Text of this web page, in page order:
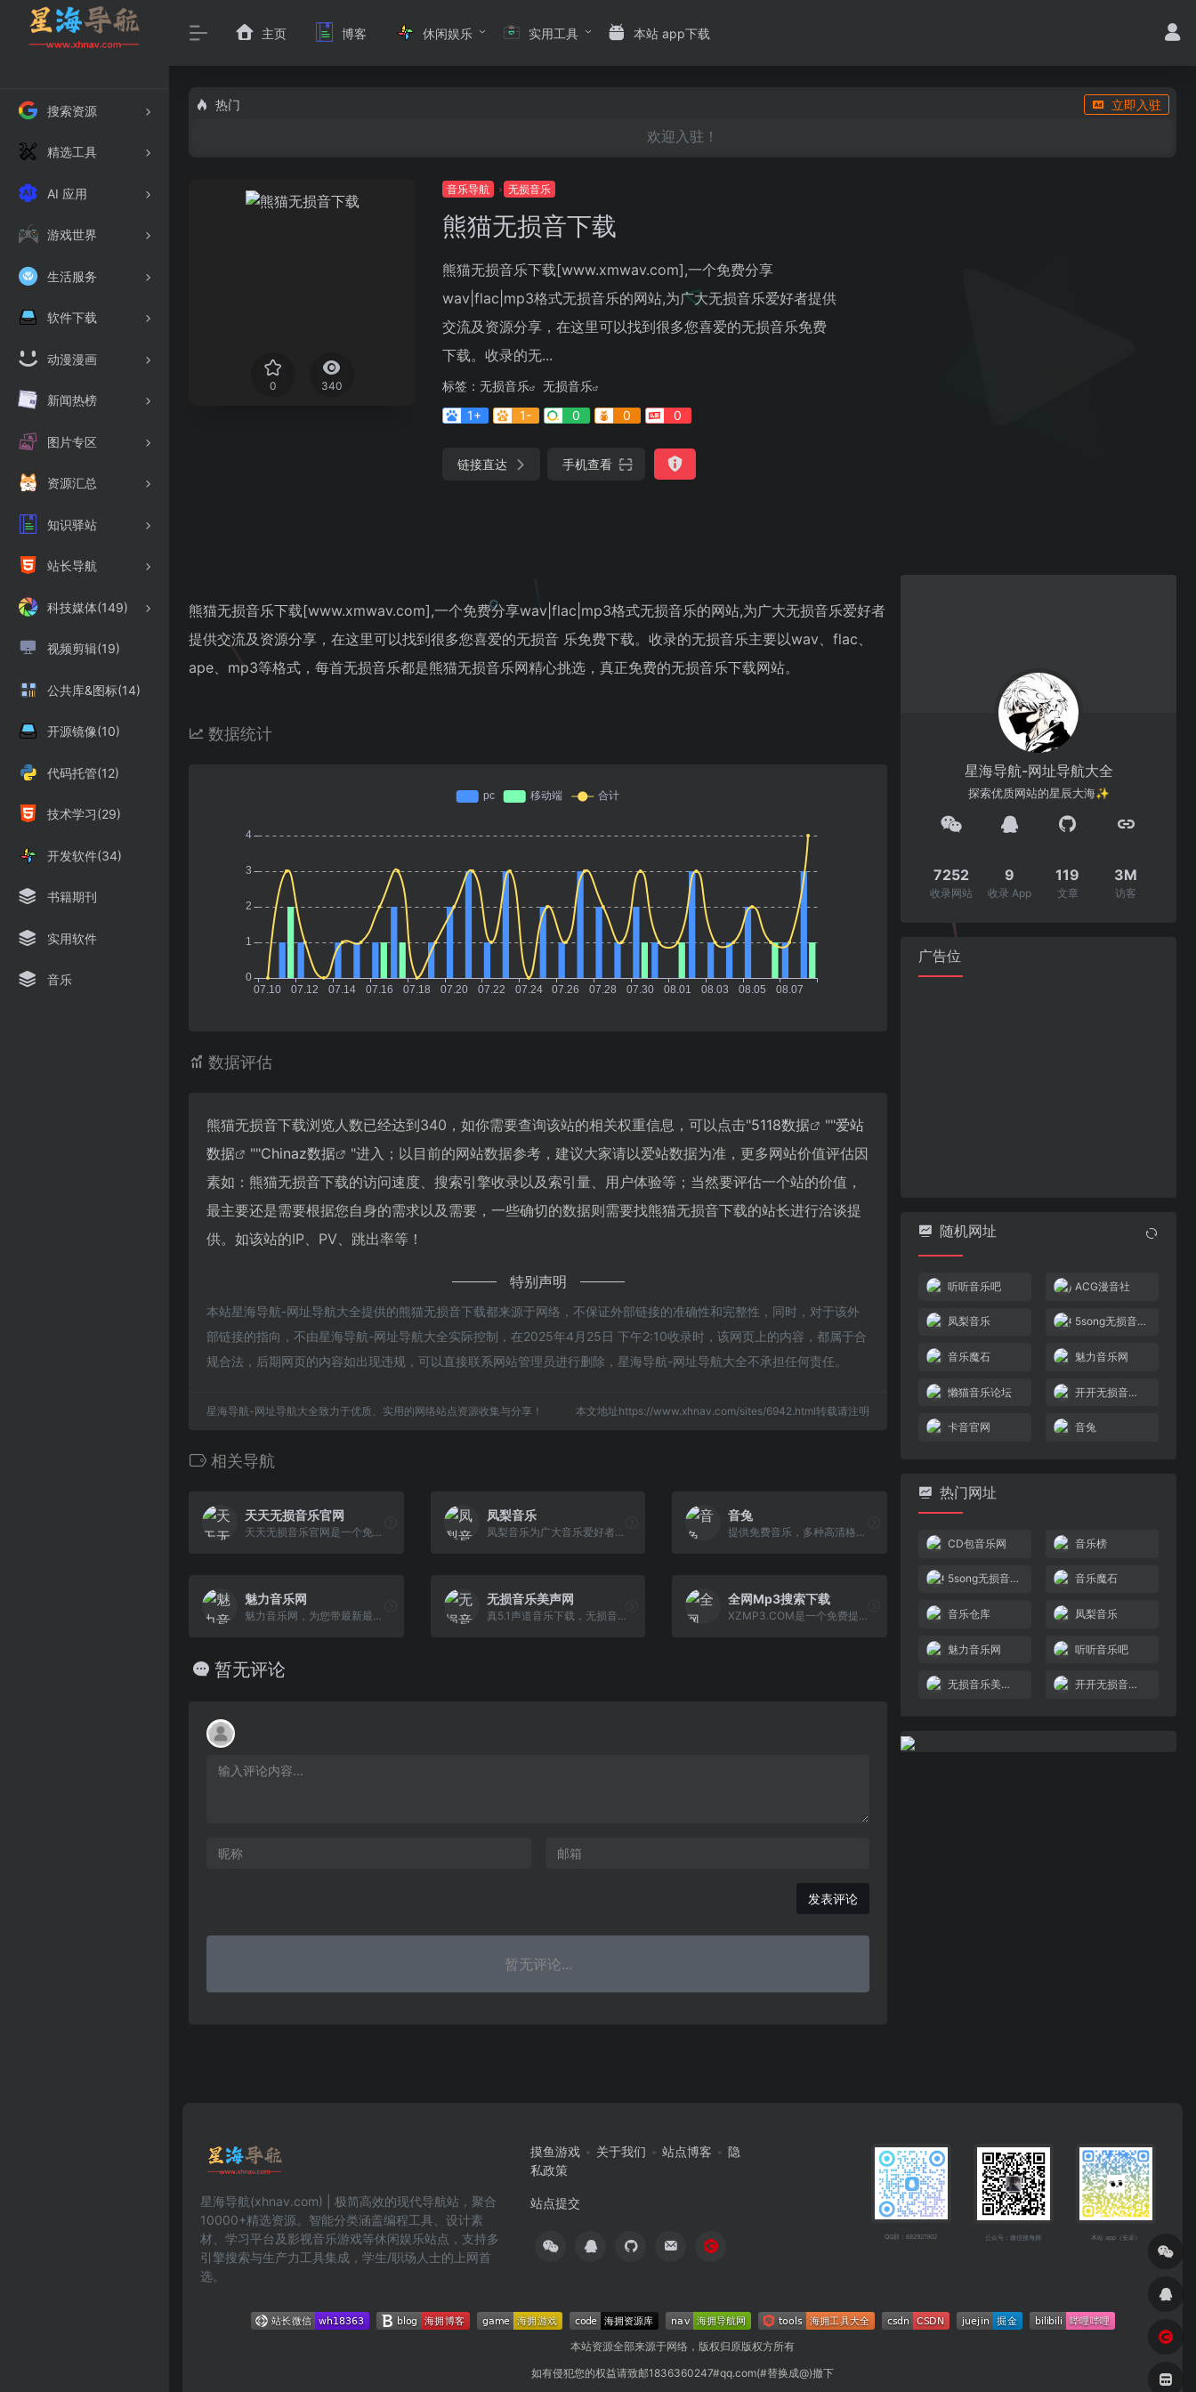
搜索资源
精选工具
AI 应用
游戏世界
生活服务
软件下载
动漫漫画
新闻热榜
图片专区
资源汇总
知识驿站
站长导航
科技媒体(149)
视频剪辑(19)
公共库&图标(14)
开源镜像(10)
代码托管(12)
技术学习(29)
开发软件(34)
书籍期刊
实用软件
音乐
主页 博客 休闲娱乐 实用工具 本站 app下载
热门 立即入驻
欢迎入驻！
0 340
音乐导航 无损音乐
熊猫无损音下载
熊猫无损音乐下载[www.xmwav.com],一个免费分享
wav|flac|mp3格式无损音乐的网站,为广大无损音乐爱好者提供
交流及资源分享，在这里可以找到很多您喜爱的无损音乐免费
下载。收录的无...
标签： 无损音乐
无损音乐
1+
1- 0 0 0
链接直达 手机查看
熊猫无损音乐下载[www.xmwav.com],一个免费分享wav|flac|mp3格式无损音乐的网站,为广大无损音乐爱好者
提供交流及资源分享，在这里可以找到很多您喜爱的无损音 乐免费下载。收录的无损音乐主要以wav、flac、
ape、mp3等格式，每首无损音乐都是熊猫无损音乐网精心挑选，真正免费的无损音乐下载网站。
数据统计
数据评估
熊猫无损音下载浏览人数已经达到340，如你需要查询该站的相关权重信息，可以点击"5118数据 ""爱站
数据
""Chinaz数据
"进入；以目前的网站数据参考，建议大家请以爱站数据为准，更多网站价值评估因
素如：熊猫无损音下载的访问速度、搜索引擎收录以及索引量、用户体验等；当然要评估一个站的价值，
最主要还是需要根据您自身的需求以及需要，一些确切的数据则需要找熊猫无损音下载的站长进行洽谈提
供。如该站的IP、PV、跳出率等！
特别声明
本站星海导航-网址导航大全提供的熊猫无损音下载都来源于网络，不保证外部链接的准确性和完整性，同时，对于该外
部链接的指向，不由星海导航-网址导航大全实际控制，在2025年4月25日 下午2:10收录时，该网页上的内容，都属于合
规合法，后期网页的内容如出现违规，可以直接联系网站管理员进行删除，星海导航-网址导航大全不承担任何责任。
星海导航-网址导航大全致力于优质、实用的网络站点资源收集与分享！ 本文地址https://www.xhnav.com/sites/6942.html转载请注明
相关导航
天天无损音乐官网
天天无损音乐官网是一个免费提供全网无损音乐及mp3歌曲免费下载网站,为广大音乐爱好者提供音乐交流及资源分享平台。
凤梨音乐
凤梨音乐为广大音乐爱好者提供高音质无损音乐资源的一个音乐分享平台
音兔
提供免费音乐，多种高清格式无损音乐。主要以SACD无损音乐，DSD无损音乐和Hires无损音乐为主。高速使用多种方式，避免使用网盘。是一个不可多得的免费音乐网 站。让无损更上一个逼格。 音兔 - 无损音乐下载
魅力音乐网
魅力音乐网，为您带最新最全的免费无损音乐下载。收录有大量flac、ape、wav、dsd、dts等格式的无损音乐，每首无损音乐都是精心挑选，无损音乐免费下载就来魅 力音乐下载网。
无损音乐美声网
真5.1声道音乐下载，无损音乐下载，4KMV下载，DTS5.1音乐下载，超高清2160P下载，无水印下载，蓝光原画MV下载，1080P下载，DTS音乐下载，超清MV下载，高清MV 下载，车载MV视频下载，音乐歌曲下载，MV下载，WAV音乐下载，抖音歌曲下载，无损音乐美声网
全网Mp3搜索下载
XZMP3.COM是一个免费提供音乐MP3下载的网站，专注于MP3音乐下载、Flac音乐等各类高品质无损音乐的免费下载,致力于做国内最好的免费无损音乐下载网站。
暂无评论
发表评论
暂无评论...
星海导航-网址导航大全
探索优质网站的星辰大海✨
7252
收录网站
9
收录 App
119
文章
3M
访客
广告位
随机网址
听听音乐吧 ACG漫音社
凤梨音乐 5song无损音乐网
音乐魔石 魅力音乐网
懒猫音乐论坛 开开无损音乐免费音乐
卡音官网 音兔
热门网址
CD包音乐网 音乐榜
5song无损音乐网 音乐魔石
音乐仓库 凤梨音乐
魅力音乐网 听听音乐吧
无损音乐美声网 开开无损音乐免费音乐
星海导航(xhnav.com) | 极简高效的现代导航站，聚合
10000+精选资源。智能分类涵盖编程工具、设计素
材、学习平台及影视音乐游戏等休闲娱乐站点，支持多
引擎搜索与生产力工具集成，学生/职场人士的上网首
选。
摸鱼游戏 关于我们 站点博客
隐
私政策
站点提交
QQ群：682921902 公众号：微信搜海拥 本站 app（安卓）
本站资源全部来源于网络，版权归原版权方所有
如有侵犯您的权益请致邮1836360247#qq.com(#替换成@)撤下